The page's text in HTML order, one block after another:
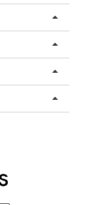
arrow_drop_up
arrow_drop_up
arrow_drop_up
arrow_drop_up